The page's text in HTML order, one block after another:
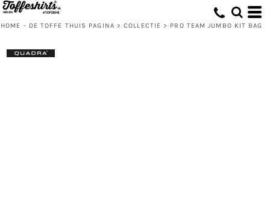
HOME - DE TOFFE THUIS PAGINA > COLLECTIE > PRO TEAM JUMBO KIT BAG